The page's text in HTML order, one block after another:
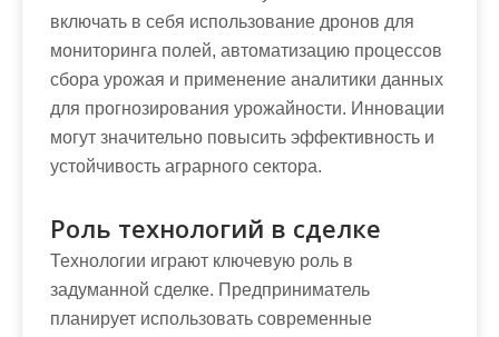
включать в себя использование дронов для
мониторинга полей, автоматизацию процессов
сбора урожая и применение аналитики данных
для прогнозирования урожайности. Инновации
могут значительно повысить эффективность и
устойчивость аграрного сектора.
Роль технологий в сделке
Технологии играют ключевую роль в
задуманной сделке. Предприниматель
планирует использовать современные